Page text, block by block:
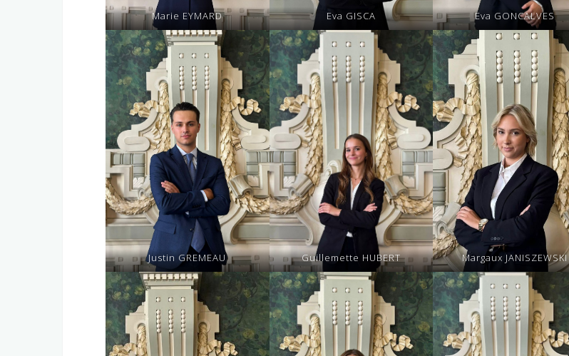
Marie EYMARD Eva GISCA Eva GONCALVES
Justin GREMEAU Guillemette HUBERT Margaux JANISZEWSKI